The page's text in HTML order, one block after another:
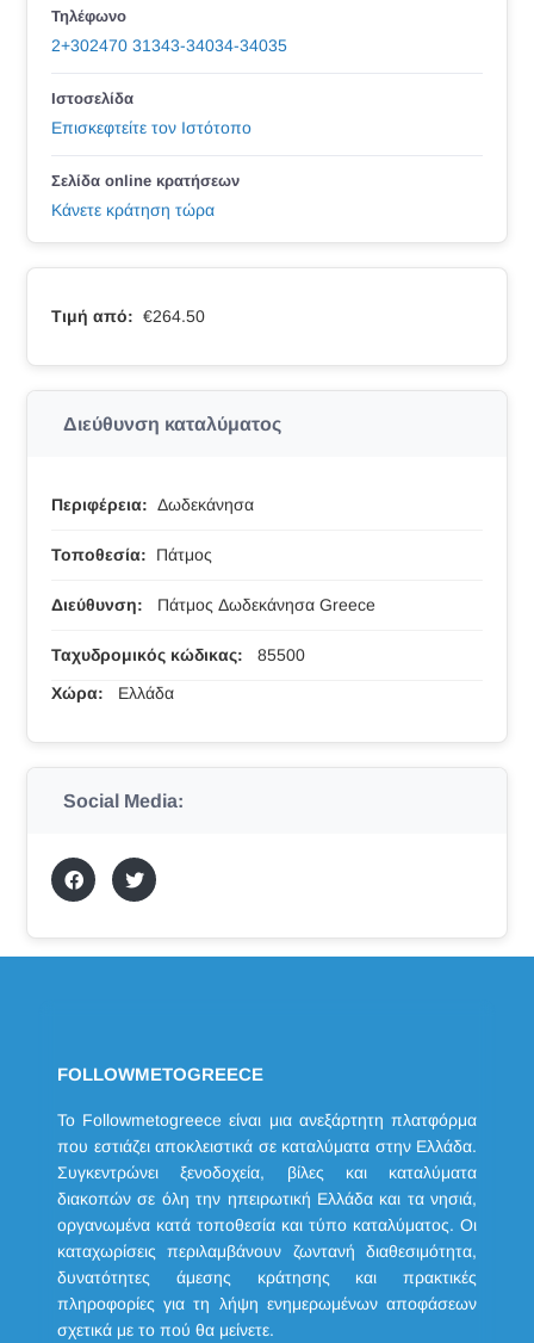
Τηλέφωνο
2+302470 31343-34034-34035
Ιστοσελίδα
Επισκεφτείτε τον Ιστότοπο
Σελίδα online κρατήσεων
Κάνετε κράτηση τώρα
Τιμή από: €264.50
Διεύθυνση καταλύματος
Περιφέρεια: Δωδεκάνησα
Τοποθεσία: Πάτμος
Διεύθυνση: Πάτμος Δωδεκάνησα Greece
Ταχυδρομικός κώδικας:
85500
Χώρα:
Ελλάδα
Social Media:
FOLLOWMETOGREECE
Το Followmetogreece είναι μια ανεξάρτητη πλατφόρμα
που εστιάζει αποκλειστικά σε καταλύματα στην Ελλάδα.
Συγκεντρώνει ξενοδοχεία, βίλες και καταλύματα
διακοπών σε όλη την ηπειρωτική Ελλάδα και τα νησιά,
οργανωμένα κατά τοποθεσία και τύπο καταλύματος. Οι
καταχωρίσεις περιλαμβάνουν ζωντανή διαθεσιμότητα,
δυνατότητες άμεσης κράτησης και πρακτικές
πληροφορίες για τη λήψη ενημερωμένων αποφάσεων
σχετικά με το πού θα μείνετε.